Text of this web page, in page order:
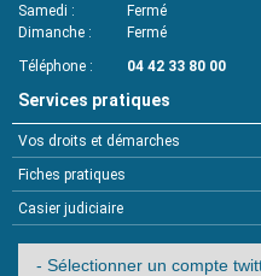
Samedi
Fermé
Dimanche
Fermé
Téléphone
04 42 33 80 00
Services pratiques
Vos droits et démarches
Fiches pratiques
Casier judiciaire